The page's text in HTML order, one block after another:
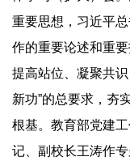
重要思想，习近平
作的重要论述和重
提高站位、凝聚共
新功”的总要求，夯
根基。教育部党建
记、副校长王涛作